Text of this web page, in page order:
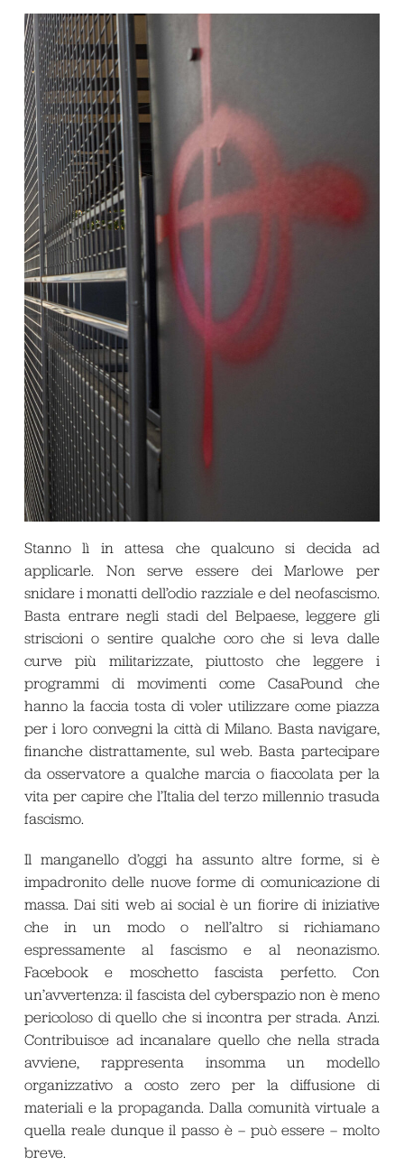
Stanno lì in attesa che qualcuno si decida ad
applicarle. Non serve essere dei Marlowe per
snidare i monatti dell’odio razziale e del neofascismo.
Basta entrare negli stadi del Belpaese, leggere gli
striscioni o sentire qualche coro che si leva dalle
curve più militarizzate, piuttosto che leggere i
programmi di movimenti come CasaPound che
hanno la faccia tosta di voler utilizzare come piazza
per i loro convegni la città di Milano. Basta navigare,
finanche distrattamente, sul web. Basta partecipare
da osservatore a qualche marcia o fiaccolata per la
vita per capire che l’Italia del terzo millennio trasuda
fascismo.
Il manganello d’oggi ha assunto altre forme, si è
impadronito delle nuove forme di comunicazione di
massa. Dai siti web ai social è un fiorire di iniziative
che in un modo o nell’altro si richiamano
espressamente al fascismo e al neonazismo.
Facebook e moschettofascista perfetto. Con
un’avvertenza: il fascista del cyberspazio non è meno
pericoloso di quello che si incontra per strada. Anzi.
Contribuisce ad incanalare quello che nella strada
avviene, rappresenta insomma un modello
organizzativo a costo zero per la diffusione di
materiali e la propaganda. Dalla comunità virtuale a
quella reale dunque il passo è – può essere – molto
breve.